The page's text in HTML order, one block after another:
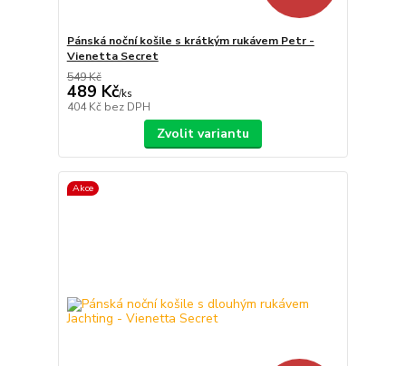
Pánská noční košile s krátkým rukávem Petr -
Vienetta Secret
549 Kč
489 Kč/ks
404 Kč bez DPH
Zvolit variantu
Akce